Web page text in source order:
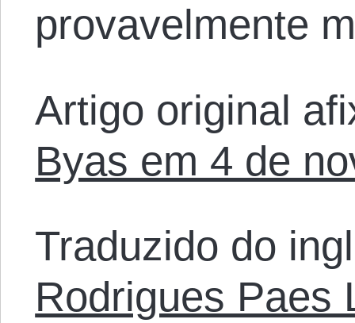
provavelmente
Artigo original
Byas em 4 de
Traduzido do
Rodrigues Paes